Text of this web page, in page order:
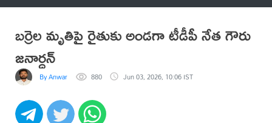
బర్రెల మృతిపై రైతుకు అండగా టీడీపీ నేత గౌరు
జనార్దన్
By Anwar 880 Jun 03, 2026, 10:06 IST